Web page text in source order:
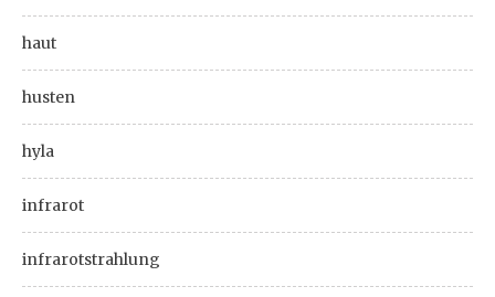
haut
husten
hyla
infrarot
infrarotstrahlung